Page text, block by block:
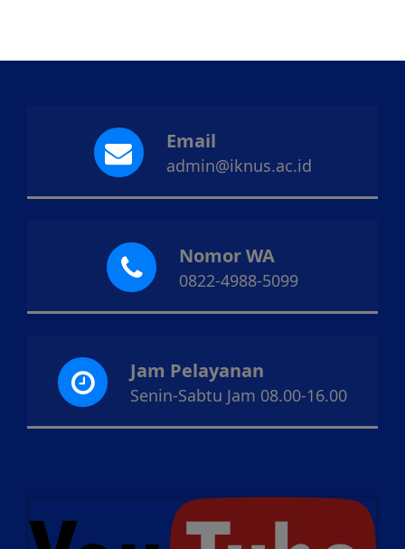
Email
admin@iknus.ac.id
Nomor WA
0822-4988-5099
Jam Pelayanan
Senin-Sabtu Jam 08.00-16.00